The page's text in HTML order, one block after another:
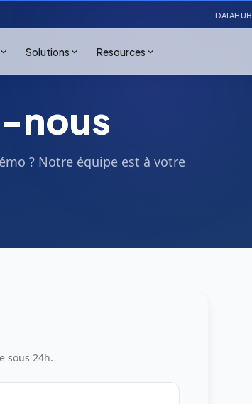
DATAHUB
Solutions Resources
nous
? Notre équipe est à votre
sous 24h.